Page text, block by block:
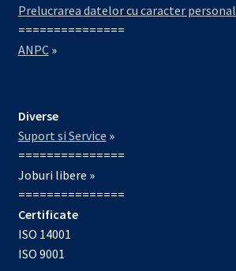
Prelucrarea datelor cu caracter personal
===============
ANPC»
Diverse
Suport si Service »
===============
Joburi libere »
===============
Certificate
ISO 14001
ISO 9001